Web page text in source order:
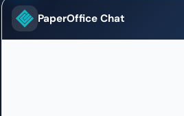
Sales / Support Office
PaperOffice Chat